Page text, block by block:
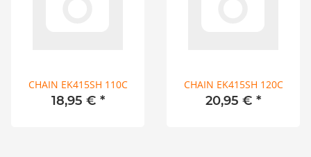
CHAIN EK415SH 110C
18,95 € *
CHAIN EK415SH 120C
20,95 € *